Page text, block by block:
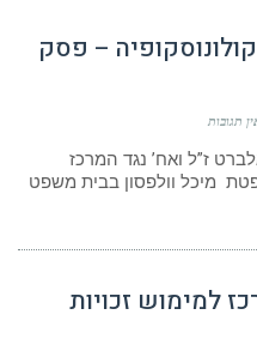
– פסק
תגובות
אלברט ז”ל ואח’ נגד המרכז
מיכל וולפסון בבית משפט
למימוש זכויות